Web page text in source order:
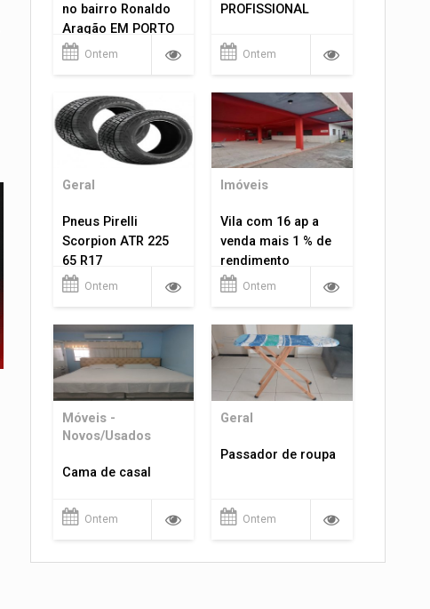
no bairro Ronaldo
Aragão EM PORTO
VELHO RO.
Ontem
PROFISSIONAL
Ontem
Geral
Pneus Pirelli
Scorpion ATR 225
65 R17
Ontem
Imóveis
Vila com 16 ap a
venda mais 1 % de
rendimento
Ontem
Móveis -
Novos/Usados
Cama de casal
Ontem
Geral
Passador de roupa
Ontem